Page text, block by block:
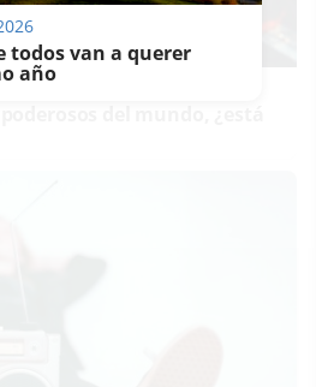
todos van a querer
año